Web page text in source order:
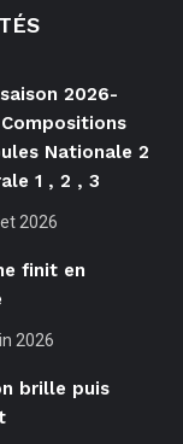
2026-
Nationale 2
1 , 2 , 3
2026
finit en
2026
brille puis